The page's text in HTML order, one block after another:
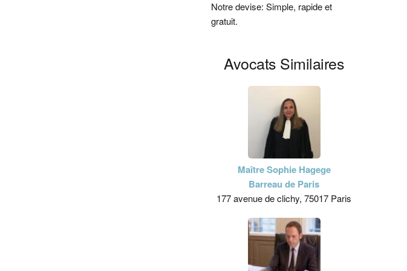
Notre devise: Simple, rapide et
gratuit.
Avocats Similaires
Maître Sophie Hagege
Barreau de Paris
177 avenue de clichy, 75017 Paris